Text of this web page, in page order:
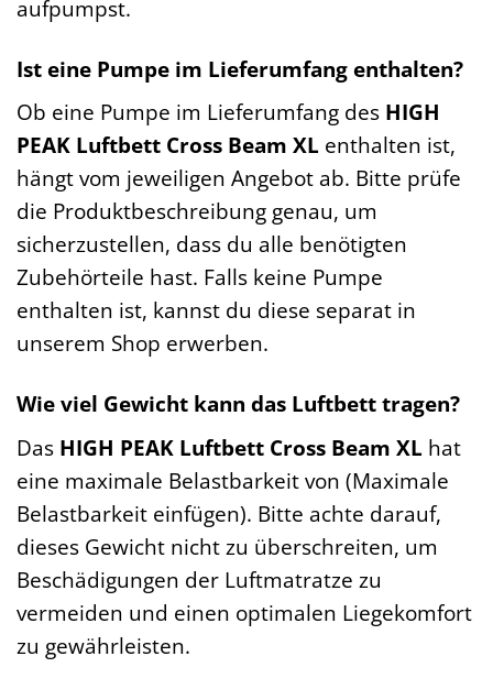
aufpumpst.
Ist eine Pumpe im Lieferumfang enthalten?
Ob eine Pumpe im Lieferumfang des HIGH
PEAK Luftbett Cross Beam XL enthalten ist,
hängt vom jeweiligen Angebot ab. Bitte prüfe
die Produktbeschreibung genau, um
sicherzustellen, dass du alle benötigten
Zubehörteile hast. Falls keine Pumpe
enthalten ist, kannst du diese separat in
unserem Shop erwerben.
Wie viel Gewicht kann das Luftbett tragen?
Das HIGH PEAK Luftbett Cross Beam XL hat
eine maximale Belastbarkeit von (Maximale
Belastbarkeit einfügen). Bitte achte darauf,
dieses Gewicht nicht zu überschreiten, um
Beschädigungen der Luftmatratze zu
vermeiden und einen optimalen Liegekomfort
zu gewährleisten.